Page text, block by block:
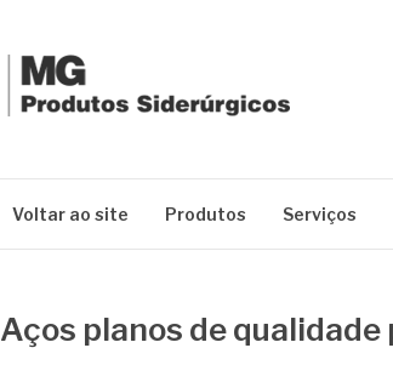
Voltar ao site Produtos Serviços
Aços planos de qualidade